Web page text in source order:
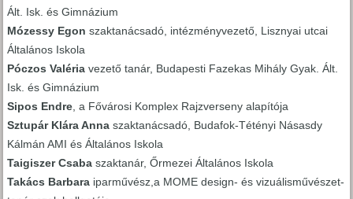
Ált. Isk. és Gimnázium
Mózessy Egon szaktanácsadó, intézményvezető, Lisznyai utcai
Általános Iskola
Póczos Valéria vezető tanár, Budapesti Fazekas Mihály Gyak. Ált.
Isk. és Gimnázium
Sipos Endre , a Fővárosi Komplex Rajzverseny alapítója
Sztupár Klára Annaszaktanácsadó, Budafok-Tétényi Násasdy
Kálmán AMI és Általános Iskola
Taigiszer Csaba szaktanár, Őrmezei Általános Iskola
Takács Barbara iparművész,a MOME design- és vizuálisművészet-